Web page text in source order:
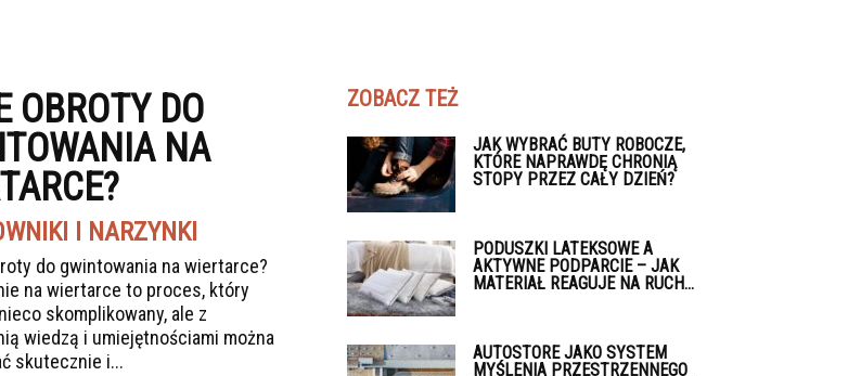
OBROTY DO
NA
I NARZYNKI
do gwintowania na wiertarce?
na wiertarce to proces, który
skomplikowany, ale z
wiedzą i umiejętnościami można
skutecznie i...
ZOBACZ TEŻ
JAK WYBRAĆ BUTY ROBOCZE,
KTÓRE NAPRAWDĘ CHRONIĄ
STOPY PRZEZ CAŁY DZIEŃ?
PODUSZKI LATEKSOWE A
AKTYWNE PODPARCIE – JAK
MATERIAŁ REAGUJE NA RUCH...
AUTOSTORE JAKO SYSTEM
MYŚLENIA PRZESTRZENNEGO